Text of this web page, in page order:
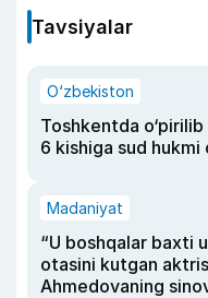
Tavsiyalar
O‘zbekiston
Toshkentda o‘pirilib
6 kishiga sud hukmi
Madaniyat
“U boshqalar baxti
otasini kutgan
Ahmedovaning